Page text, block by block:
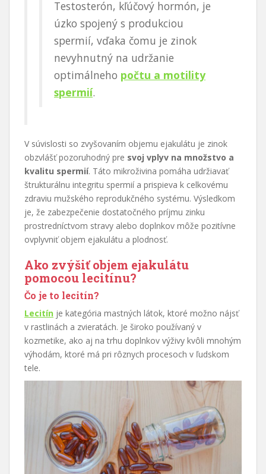
Testosterón, kľúčový hormón, je
úzko spojený s produkciou
spermií, vďaka čomu je zinok
nevyhnutný na udržanie
optimálneho počtu a motility
spermií.
V súvislosti so zvyšovaním objemu ejakulátu je zinok
obzvlášť pozoruhodný pre svoj vplyv na množstvo a
kvalitu spermií. Táto mikroživina pomáha udržiavať
štrukturálnu integritu spermií a prispieva k celkovému
zdraviu mužského reprodukčného systému. Výsledkom
je, že zabezpečenie dostatočného príjmu zinku
prostredníctvom stravy alebo doplnkov môže pozitívne
ovplyvniť objem ejakulátu a plodnosť.
Ako zvýšiť objem ejakulátu
pomocou lecitínu?
Čo je to lecitín?
Lecitín je kategória mastných látok, ktoré možno nájsť
v rastlinách a zvieratách. Je široko používaný v
kozmetike, ako aj na trhu doplnkov výživy kvôli mnohým
výhodám, ktoré má pri rôznych procesoch v ľudskom
tele.